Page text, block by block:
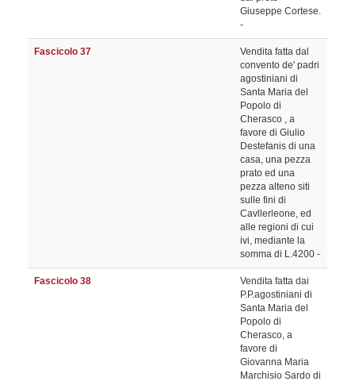
Giuseppe Cortese.
-
Fascicolo 37
Vendita fatta dal
convento de' padri
agostiniani di
Santa Maria del
Popolo di
Cherasco , a
favore di Giulio
Destefanis di una
casa, una pezza
prato ed una
pezza alteno siti
sulle fini di
Cavllerleone, ed
alle regioni di cui
ivi, mediante la
somma di L.4200 -
Fascicolo 38
Vendita fatta dai
P.P.agostiniani di
Santa Maria del
Popolo di
Cherasco, a
favore di
Giovanna Maria
Marchisio Sardo di